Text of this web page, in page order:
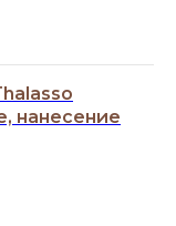
нанесение